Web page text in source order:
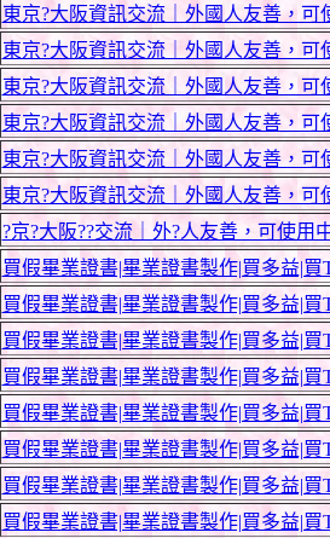
東京?大阪資訊交流｜外國人友善，可
東京?大阪資訊交流｜外國人友善，可
東京?大阪資訊交流｜外國人友善，可
東京?大阪資訊交流｜外國人友善，可
東京?大阪資訊交流｜外國人友善，可
東京?大阪資訊交流｜外國人友善，可
?京?大阪??交流｜外?人友善，可使用
買假畢業證書|畢業證書製作|買多益|買
買假畢業證書|畢業證書製作|買多益|買
買假畢業證書|畢業證書製作|買多益|買
買假畢業證書|畢業證書製作|買多益|買
買假畢業證書|畢業證書製作|買多益|買
買假畢業證書|畢業證書製作|買多益|買
買假畢業證書|畢業證書製作|買多益|買
買假畢業證書|畢業證書製作|買多益|買